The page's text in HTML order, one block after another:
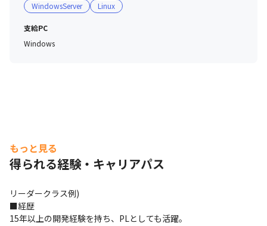
WindowsServer
Linux
支給PC
Windows
もっと見る
得られる経験・キャリアパス
リーダークラス例)
■経歴
15年以上の開発経験を持ち、PLとしても活躍。